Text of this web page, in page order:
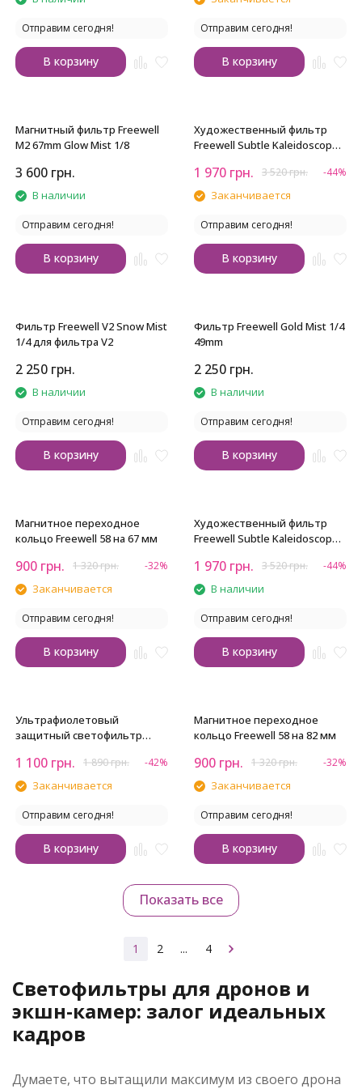
Отправим сегодня!
В корзину
Отправим сегодня!
В корзину
Магнитный фильтр Freewell
M2 67mm Glow Mist 1/8
3 600 грн.
В наличии
Отправим сегодня!
В корзину
Художественный фильтр
Freewell Subtle Kaleidoscope
1 970 грн. 3 520грн. -44%
Заканчивается
Отправим сегодня!
В корзину
Фильтр Freewell V2 Snow Mist
1/4 для фильтра V2
2 250 грн.
В наличии
Отправим сегодня!
В корзину
Фильтр Freewell Gold Mist 1/4
49mm
2 250 грн.
В наличии
Отправим сегодня!
В корзину
Магнитное переходное
кольцо Freewell 58 на 67 мм
900 грн. 1 320грн. -32%
Заканчивается
Отправим сегодня!
В корзину
Художественный фильтр
Freewell Subtle Kaleidoscope
1 970 грн. 3 520грн. -44%
В наличии
Отправим сегодня!
В корзину
Ультрафиолетовый
защитный светофильтр
1 100 грн. 1 890грн. -42%
Заканчивается
Отправим сегодня!
В корзину
Магнитное переходное
кольцо Freewell 58 на 82 мм
900 грн. 1 320грн. -32%
Заканчивается
Отправим сегодня!
В корзину
Показать все
1 2 ... 4
Светофильтры для дронов и
экшн-камер: залог идеальных
кадров
Думаете, что вытащили максимум из своего дрона